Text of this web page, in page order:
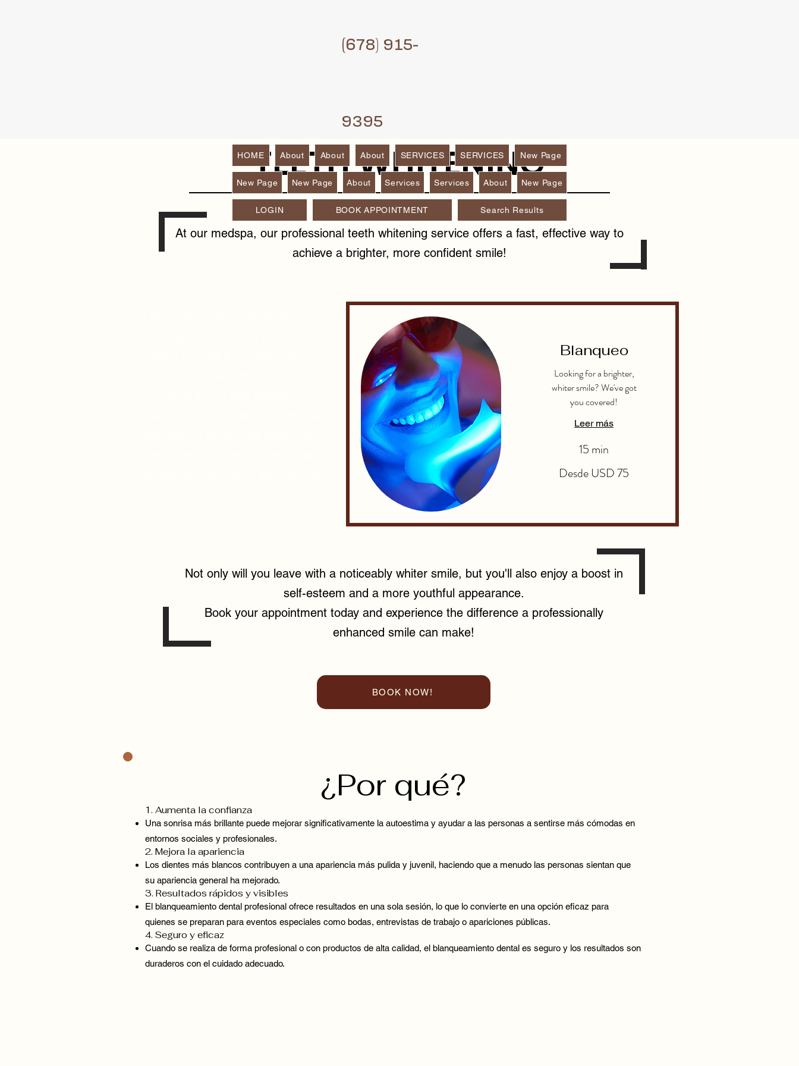
HOME About About About SERVICES SERVICES New Page
New Page New Page About Services Services About New Page
LOGIN BOOK APPOINTMENT Search Results
(678) 915-
9395
TEETH WHITENING
At our medspa, our professional teeth whitening service offers a fast, effective way to
achieve a brighter, more confident smile!
Blanqueo
Looking for a brighter,
whiter smile? We've got
you covered!
Leer más
15 min
dólaresDesde USD 75
Not only will you leave with a noticeably whiter smile, but you'll also enjoy a boost in
self-esteem and a more youthful appearance.
Book your appointment today and experience the difference a professionally
enhanced smile can make!
BOOK NOW!
¿Por qué?
1. Aumenta la confianza
Una sonrisa más brillante puede mejorar significativamente la autoestima y ayudar a las personas a sentirse más cómodas en
entornos sociales y profesionales.
2. Mejora la apariencia
Los dientes más blancos contribuyen a una apariencia más pulida y juvenil, haciendo que a menudo las personas sientan que
su apariencia general ha mejorado.
3. Resultados rápidos y visibles
El blanqueamiento dental profesional ofrece resultados en una sola sesión, lo que lo convierte en una opción eficaz para
quienes se preparan para eventos especiales como bodas, entrevistas de trabajo o apariciones públicas.
4. Seguro y eficaz
Cuando se realiza de forma profesional o con productos de alta calidad, el blanqueamiento dental es seguro y los resultados son
duraderos con el cuidado adecuado.